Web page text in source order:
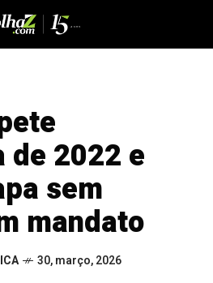
2022 e
sem
mandato
30, março, 2026